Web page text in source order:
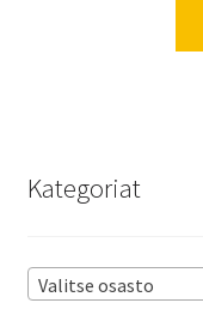
Kategoriat
Valitse osasto